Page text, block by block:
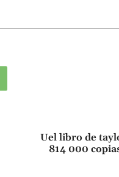
Uel libro de
814 000